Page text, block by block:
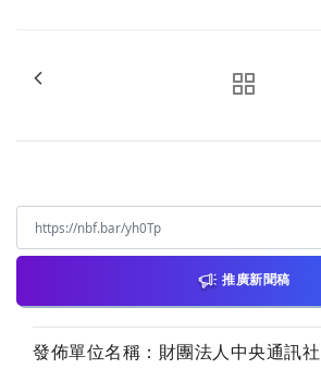
推廣新聞稿
發佈單位名稱：財團法人中央通訊社